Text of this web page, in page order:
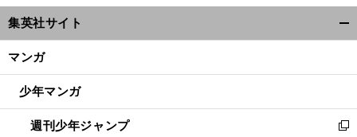
ウ
ィ
ン
ウ
開
く
集英社サイト
マンガ
少年マンガ
週刊少年ジャンプ
新